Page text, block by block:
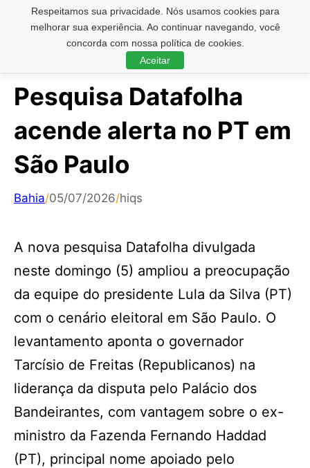
Respeitamos sua privacidade. Nós usamos cookies para
melhorar sua experiência. Ao continuar navegando, você
concorda com nossa política de cookies.
Aceitar
Pesquisar ...
Pesquisa Datafolha
acende alerta no PT em
São Paulo
Bahia/05/07/2026/hiqs
A nova pesquisa Datafolha divulgada
neste domingo (5) ampliou a preocupação
da equipe do presidente Lula da Silva (PT)
com o cenário eleitoral em São Paulo. O
levantamento aponta o governador
Tarcísio de Freitas (Republicanos) na
liderança da disputa pelo Palácio dos
Bandeirantes, com vantagem sobre o ex-
ministro da Fazenda Fernando Haddad
(PT), principal nome apoiado pelo